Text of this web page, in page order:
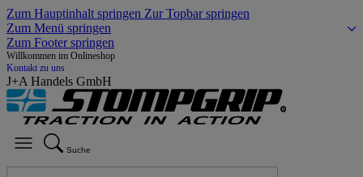
Zum Hauptinhalt springen Zur Topbar springen
Zum Menü springen
Zum Footer springen
Willkommen im Onlineshop
Kontakt zu uns
J+A Handels GmbH
Suche